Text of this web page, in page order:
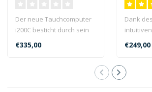
Der neue Tauchcomputer
i200C besticht durch sein
frisches Design, seine
Vielseit..
€335,00
Dank
Designs
€249,00